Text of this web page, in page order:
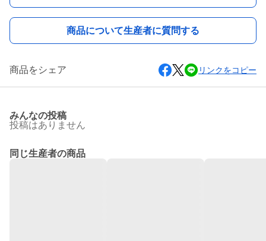
商品について生産者に質問する
商品をシェア リンクをコピー
みんなの投稿
投稿はありません
同じ生産者の商品